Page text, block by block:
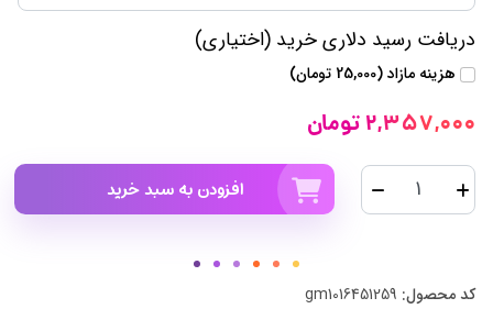
دریافت رسید دلاری خرید (اختیاری)
هزینه مازاد (25,000 تومان)
2,357,000 تومان
افزودن به سبد خرید
کد محصول: